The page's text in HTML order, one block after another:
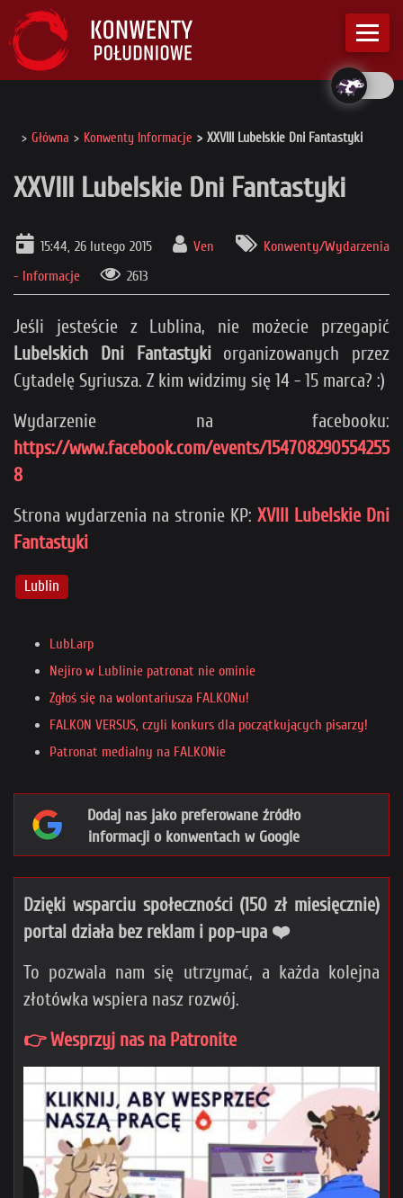
Główna Konwenty Informacje XXVIII Lubelskie Dni Fantastyki
XXVIII Lubelskie Dni Fantastyki
15:44, 26 lutego 2015 Ven
Konwenty/Wydarzenia
- Informacje
2613
Jeśli jesteście z Lublina, nie możecie przegapić
Lubelskich Dni Fantastykiorganizowanych przez
Cytadelę Syriusza. Z kim widzimy się 14 - 15 marca? :)
Wydarzenie na facebooku:
https://www.facebook.com/events/154708290554255
8
Strona wydarzenia na stronie KP: XVIII Lubelskie Dni
Fantastyki
Lublin
LubLarp
Nejiro w Lublinie patronat nie ominie
Zgłoś się na wolontariusza FALKONu!
FALKON VERSUS, czyli konkurs dla początkujących pisarzy!
Patronat medialny na FALKONie
Dodaj nas jako preferowane źródło
informacji o konwentach w Google
Dzięki wsparciu społeczności (150 zł miesięcznie)
portal działa bez reklam i pop-upa ❤️
To pozwala nam się utrzymać, a każda kolejna
złotówka wspiera nasz rozwój.
👉 Wesprzyj nas na Patronite